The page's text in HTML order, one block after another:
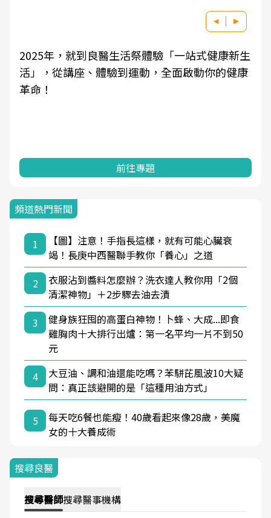
新生
康
良醫健康網從「換季的身體變化」出發，透過
學觀點與日常感受的對話，建立對亞健康的認
知，進而引導實際的改善行動。
前往專題
頻道熱門新聞
1
【圖】注意！手指長這樣，就有可能心臟衰
竭！長庚中西醫聯手教你「養心」之道
2
衣服沾到醬料怎麼辦？洗衣達人教你用「2個
清潔神物」＋2步驟去油去漬
3
健身族狂囤的高蛋白神物！卜蜂、大成...即食
雞胸肉十大排行出爐：第一名平均一片不到50
元
4
大豆油、調和油還能吃嗎？苯駢芘風波10大疑
問：真正該避開的是「這種用油方式」
5
每天吃6餐也能瘦！40歲看起來像28歲，美魔
女的十大養成術
搜尋良醫
搜尋醫師搜尋醫事機構